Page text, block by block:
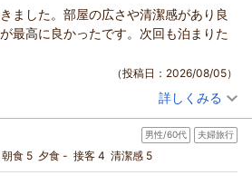
ました。部屋の広さや清潔感があり良
最高に良かったです。次回も泊まりた
（投稿日：2026/08/05）
代)
日前までの予約でお得に泊まろう－朝食付－
円(大人一人あたり/税込)
詳しくみる
男性/60代 夫婦旅行
朝食 5 夕食 - 接客 4 清潔感 5